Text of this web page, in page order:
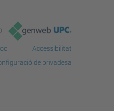
Accessibilitat
de privadesa